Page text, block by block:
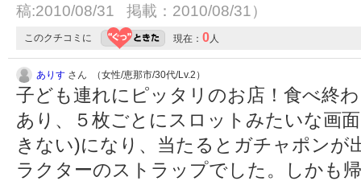
稿:2010/08/31 掲載：2010/08/31）
このクチコミに 現在： 0人
ありす さん （女性/恵那市/30代/Lv.2）
子ども連れにピッタリのお店！食べ終
あり、５枚ごとにスロットみたいな画
きない)になり、当たるとガチャポンが
ラクターのストラップでした。しかも